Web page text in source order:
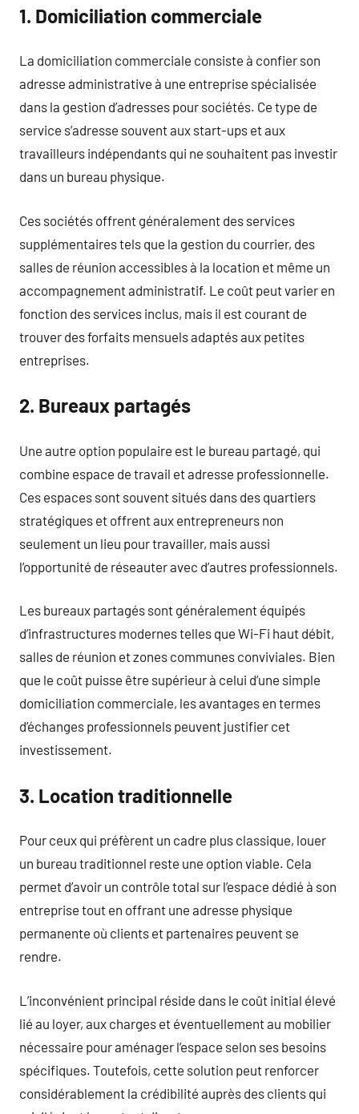
1. Domiciliation commerciale
La domiciliation commerciale consiste à confier son
adresse administrative à une entreprise spécialisée
dans la gestion d’adresses pour sociétés. Ce type de
service s’adresse souvent aux start-ups et aux
travailleurs indépendants qui ne souhaitent pas investir
dans un bureau physique.
Ces sociétés offrent généralement des services
supplémentaires tels que la gestion du courrier, des
salles de réunion accessibles à la location et même un
accompagnement administratif. Le coût peut varier en
fonction des services inclus, mais il est courant de
trouver des forfaits mensuels adaptés aux petites
entreprises.
2. Bureaux partagés
Une autre option populaire est le bureau partagé, qui
combine espace de travail et adresse professionnelle.
Ces espaces sont souvent situés dans des quartiers
stratégiques et offrent aux entrepreneurs non
seulement un lieu pour travailler, mais aussi
l’opportunité de réseauter avec d’autres professionnels.
Les bureaux partagés sont généralement équipés
d’infrastructures modernes telles que Wi-Fi haut débit,
salles de réunion et zones communes conviviales. Bien
que le coût puisse être supérieur à celui d’une simple
domiciliation commerciale, les avantages en termes
d’échanges professionnels peuvent justifier cet
investissement.
3. Location traditionnelle
Pour ceux qui préfèrent un cadre plus classique, louer
un bureau traditionnel reste une option viable. Cela
permet d’avoir un contrôle total sur l’espace dédié à son
entreprise tout en offrant une adresse physique
permanente où clients et partenaires peuvent se
rendre.
L’inconvénient principal réside dans le coût initial élevé
lié au loyer, aux charges et éventuellement au mobilier
nécessaire pour aménager l’espace selon ses besoins
spécifiques. Toutefois, cette solution peut renforcer
considérablement la crédibilité auprès des clients qui